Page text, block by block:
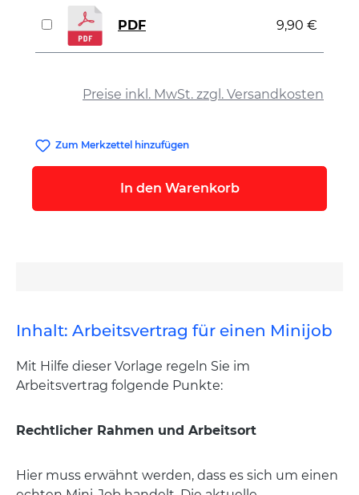
Preise inkl. MwSt. zzgl. Versandkosten
PDF 9,90 €
Zum Merkzettel hinzufügen
In den Warenkorb
Inhalt: Arbeitsvertrag für einen Minijob
Mit Hilfe dieser Vorlage regeln Sie im
Arbeitsvertrag folgende Punkte:
Rechtlicher Rahmen und Arbeitsort
Hier muss erwähnt werden, dass es sich um einen